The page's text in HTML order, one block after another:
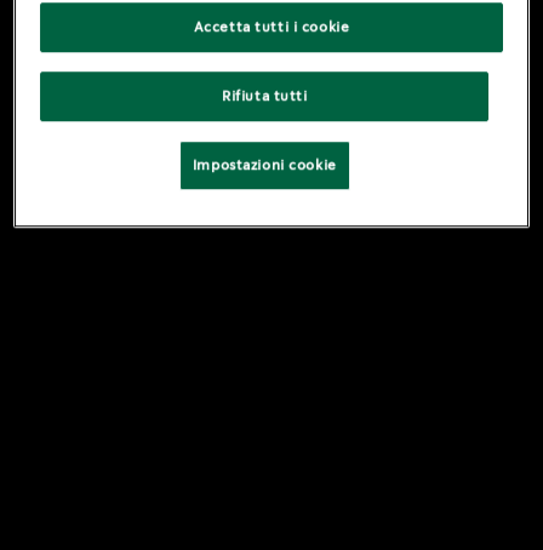
Rifiuta tutti
Accetta tutti i cookie
Impostazioni cookie